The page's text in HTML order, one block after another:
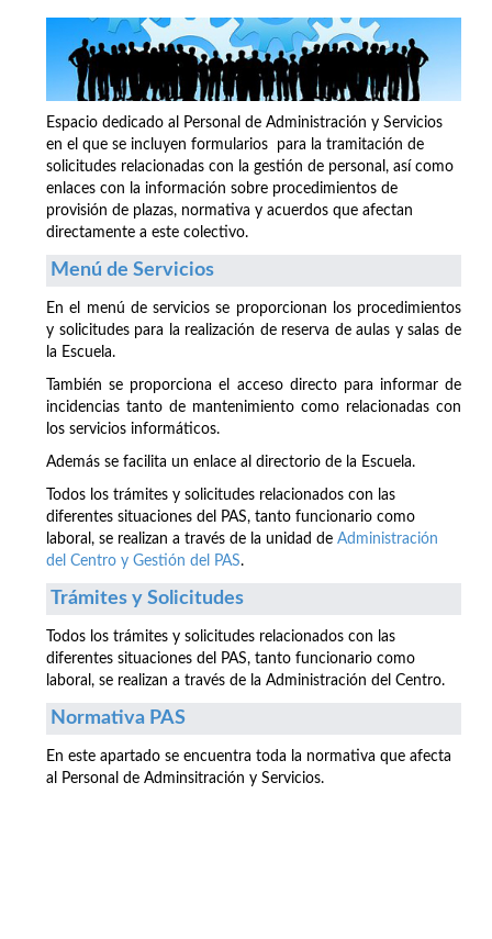
Espacio dedicado al Personal de Administración y Servicios
en el que se incluyen formularios para la tramitación de
solicitudes relacionadas con la gestión de personal, así como
enlaces con la información sobre procedimientos de
provisión de plazas, normativa y acuerdos que afectan
directamente a este colectivo.
Menú de Servicios
En el menú de servicios se proporcionan los procedimientos
y solicitudes para la realización de reserva de aulas y salas de
la Escuela.
También se proporciona el acceso directo para informar de
incidencias tanto de mantenimiento como relacionadas con
los servicios informáticos.
Además se facilita un enlace al directorio de la Escuela.
Todos los trámites y solicitudes relacionados con las
diferentes situaciones del PAS, tanto funcionario como
laboral, se realizan a través de la unidad de Administración
del Centro y Gestión del PAS.
Trámites y Solicitudes
Todos los trámites y solicitudes relacionados con las
diferentes situaciones del PAS, tanto funcionario como
laboral, se realizan a través de la Administración del Centro.
Normativa PAS
En este apartado se encuentra toda la normativa que afecta
al Personal de Adminsitración y Servicios.